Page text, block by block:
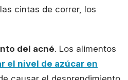
cintas de correr, los
del acné. Los alimentos
el nivel de azúcar en